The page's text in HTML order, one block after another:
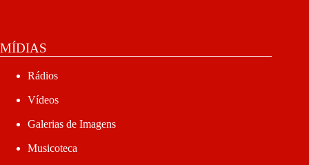
MÍDIAS
Rádios
Vídeos
Galerias de Imagens
Musicoteca